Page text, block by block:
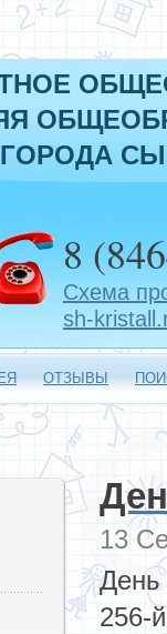
ГОРОДА
8
Схема
sh-
ОТЗЫВЫ
13
День
256-